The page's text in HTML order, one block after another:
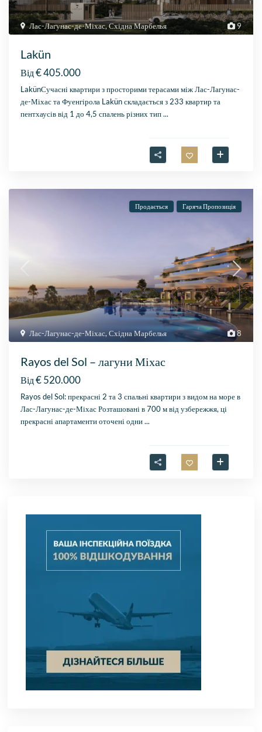
9
Лас-Лагунас-де-Міхас,Східна Марбелья
Lakün
Від€ 405.000
LakünСучасні квартири з просторими терасами між Лас-Лагунас-
де-Міхас та Фуенгірола Lakün складається з 233 квартир та
пентхаусів від 1 до 4,5 спалень різних тип...
8
Лас-Лагунас-де-Міхас,Східна Марбелья
Продається Гаряча Пропозиція
Rayos del Sol – лагуни Міхас
Від€ 520.000
Rayos del Sol: прекрасні 2 та 3 спальні квартири з видом на море в
Лас-Лагунас-де-Міхас Розташовані в 700 м від узбережжя, ці
прекрасні апартаменти оточені одни...